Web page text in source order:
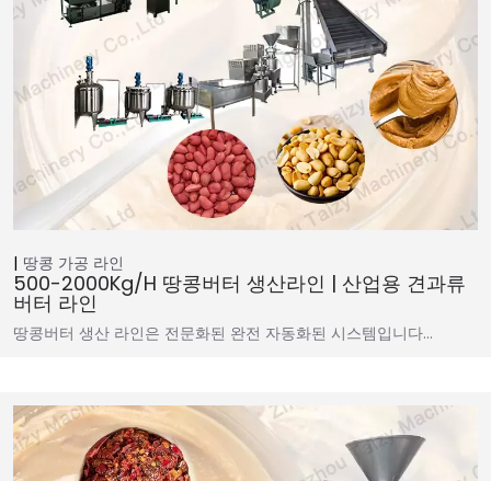
땅콩 가공 라인
500-2000Kg/h 땅콩버터 생산라인 | 산업용 견과류
버터 라인
땅콩버터 생산 라인은 전문화된 완전 자동화된 시스템입니다…